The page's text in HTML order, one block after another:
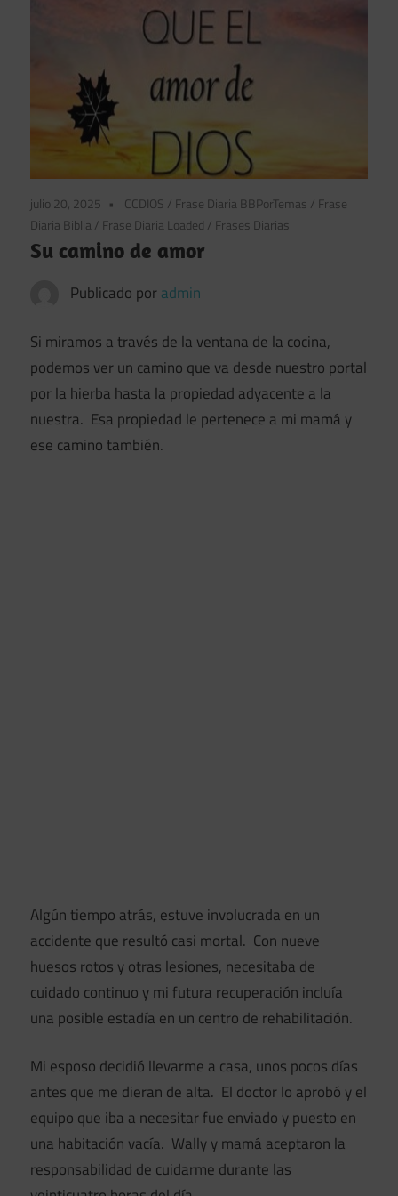
julio 20, 2025 CCDIOS / Frase Diaria BBPorTemas / Frase
Diaria Biblia / Frase Diaria Loaded / Frases Diarias
Su camino de amor
Publicado por admin
Si miramos a través de la ventana de la cocina,
podemos ver un camino que va desde nuestro portal
por la hierba hasta la propiedad adyacente a la
nuestra. Esa propiedad le pertenece a mi mamá y
ese camino también.
Algún tiempo atrás, estuve involucrada en un
accidente que resultó casi mortal. Con nueve
huesos rotos y otras lesiones, necesitaba de
cuidado continuo y mi futura recuperación incluía
una posible estadía en un centro de rehabilitación.
Mi esposo decidió llevarme a casa, unos pocos días
antes que me dieran de alta. El doctor lo aprobó y el
equipo que iba a necesitar fue enviado y puesto en
una habitación vacía. Wally y mamá aceptaron la
responsabilidad de cuidarme durante las